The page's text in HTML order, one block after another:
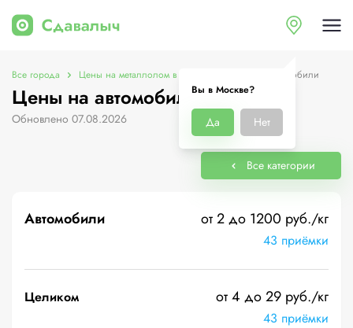
Вы в Москве?
Да Нет
Все города Цены на металлолом в Москве Цены на автомобили
Цены на автомобили в Москве
Обновлено 07.08.2026
Все категории
Автомобили от 2 до 1200 руб./кг
43 приёмки
Целиком от 4 до 29 руб./кг
43 приёмки